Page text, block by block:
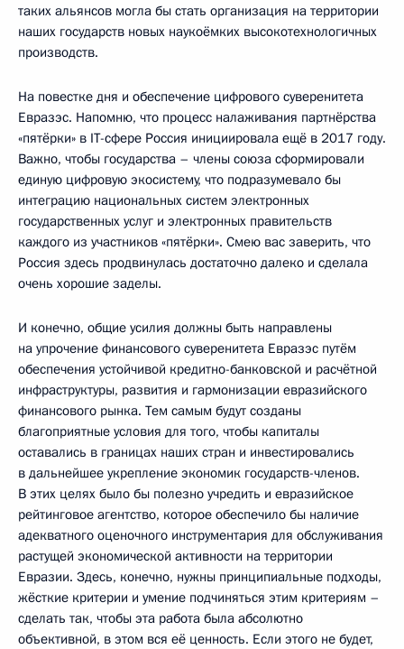
таких альянсов могла бы стать организация на территории
наших государств новых наукоёмких высокотехнологичных
производств.
На повестке дня и обеспечение цифрового суверенитета
Евразэс. Напомню, что процесс налаживания партнёрства
«пятёрки» в IT-сфере Россия инициировала ещё в 2017 году.
Важно, чтобы государства – члены союза сформировали
единую цифровую экосистему, что подразумевало бы
интеграцию национальных систем электронных
государственных услуг и электронных правительств
каждого из участников «пятёрки». Смею вас заверить, что
Россия здесь продвинулась достаточно далеко и сделала
очень хорошие заделы.
И конечно, общие усилия должны быть направлены
на упрочение финансового суверенитета Евразэс путём
обеспечения устойчивой кредитно-банковской и расчётной
инфраструктуры, развития и гармонизации евразийского
финансового рынка. Тем самым будут созданы
благоприятные условия для того, чтобы капиталы
оставались в границах наших стран и инвестировались
в дальнейшее укрепление экономик государств-членов.
В этих целях было бы полезно учредить и евразийское
рейтинговое агентство, которое обеспечило бы наличие
адекватного оценочного инструментария для обслуживания
растущей экономической активности на территории
Евразии. Здесь, конечно, нужны принципиальные подходы,
жёсткие критерии и умение подчиняться этим критериям –
сделать так, чтобы эта работа была абсолютно
объективной, в этом вся её ценность. Если этого не будет,